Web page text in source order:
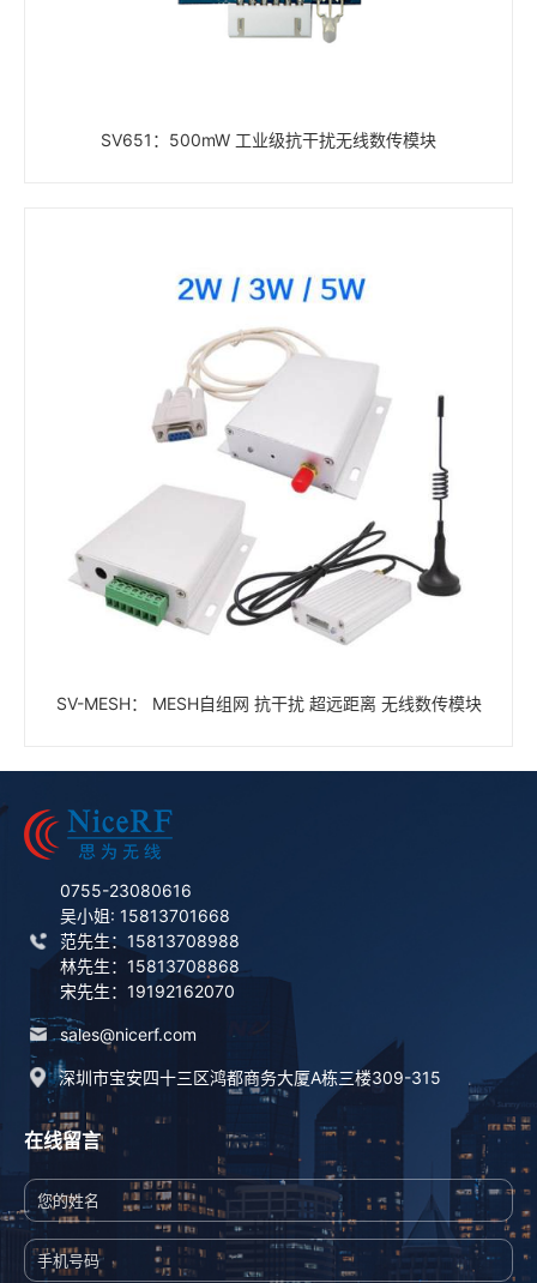
SV651：500mW 工业级抗干扰无线数传模块
SV-MESH： MESH自组网 抗干扰 超远距离 无线数传模块
0755-23080616
吴小姐: 15813701668
范先生：15813708988
林先生：15813708868
宋先生：19192162070
sales@nicerf.com
深圳市宝安四十三区鸿都商务大厦A栋三楼309-315
在线留言